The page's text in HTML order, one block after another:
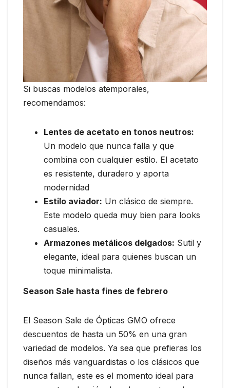
Si buscas modelos atemporales,
recomendamos:
Lentes de acetato en tonos neutros:
Un modelo que nunca falla y que
combina con cualquier estilo. El acetato
es resistente, duradero y aporta
modernidad
Estilo aviador: Un clásico de siempre.
Este modelo queda muy bien para looks
casuales.
Armazones metálicos delgados: Sutil y
elegante, ideal para quienes buscan un
toque minimalista.
Season Sale hasta fines de febrero
El Season Sale de Ópticas GMO ofrece
descuentos de hasta un 50% en una gran
variedad de modelos. Ya sea que prefieras los
diseños más vanguardistas o los clásicos que
nunca fallan, este es el momento ideal para